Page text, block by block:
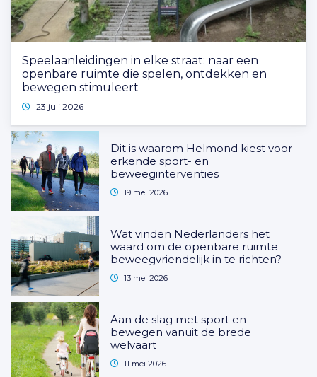
Speelaanleidingen in elke straat: naar een
openbare ruimte die spelen, ontdekken en
bewegen stimuleert
23 juli 2026
Dit is waarom Helmond kiest voor
erkende sport- en
beweeginterventies
19 mei 2026
Wat vinden Nederlanders het
waard om de openbare ruimte
beweegvriendelijk in te richten?
13 mei 2026
Aan de slag met sport en
bewegen vanuit de brede
welvaart
11 mei 2026